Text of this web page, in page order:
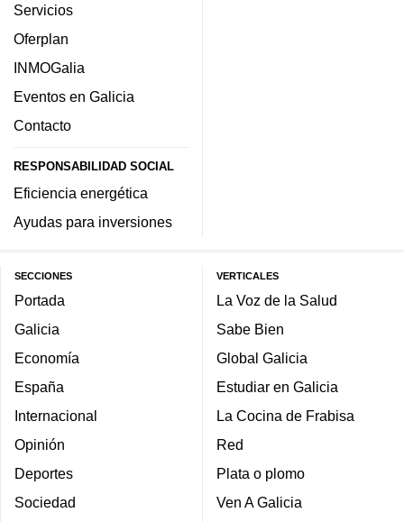
Servicios
Oferplan
INMOGalia
Eventos en Galicia
Contacto
RESPONSABILIDAD SOCIAL
Eficiencia energética
Ayudas para inversiones
SECCIONES
Portada
Galicia
Economía
España
Internacional
Opinión
Deportes
Sociedad
VERTICALES
La Voz de la Salud
Sabe Bien
Global Galicia
Estudiar en Galicia
La Cocina de Frabisa
Red
Plata o plomo
Ven A Galicia